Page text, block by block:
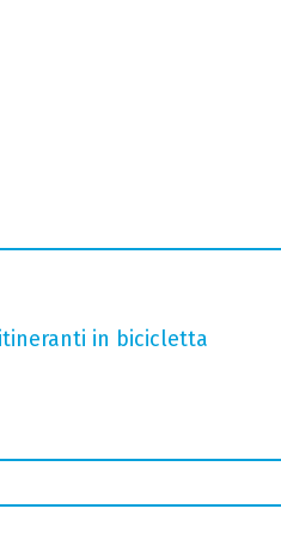
in bicicletta